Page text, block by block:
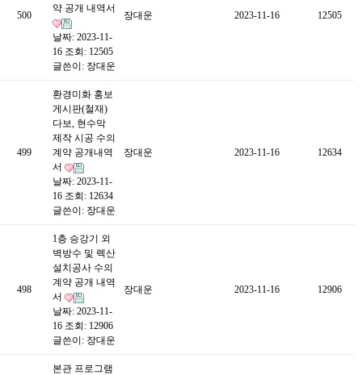
500
약 공개 내역서
날짜: 2023-11-
16 조회: 12505
글쓴이: 장대운
장대운 2023-11-16 12505
499
환경미화 홍보
게시판(철재)
다보, 현수막
제작 시공 수의
계약 공개내역
서
날짜: 2023-11-
16 조회: 12634
글쓴이: 장대운
장대운 2023-11-16 12634
498
1층 승강기 외
벽방수 및 렉산
설치공사 수의
계약 공개 내역
서
날짜: 2023-11-
16 조회: 12906
글쓴이: 장대운
장대운 2023-11-16 12906
본관 프로그램